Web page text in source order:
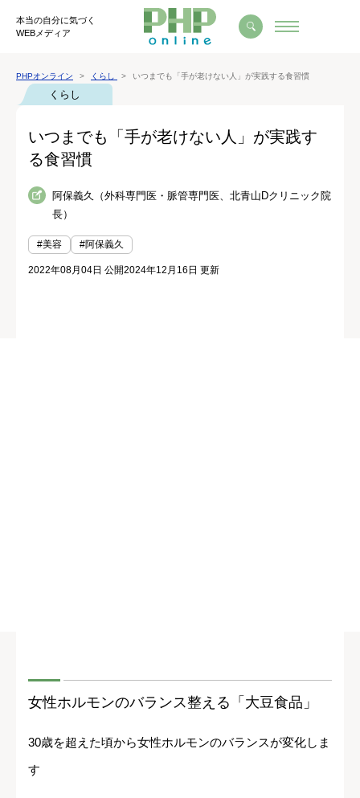
本当の自分に気づく
WEBメディア
PHPオンライン くらし いつまでも「手が老けない人」が実践する食習慣
くらし
いつまでも「手が老けない人」が実践す
る食習慣
阿保義久（外科専門医・脈管専門医、北青山Dクリニック院
長）
#美容 #阿保義久
2022年08月04日 公開2024年12月16日 更新
女性ホルモンのバランス整える「大豆食品」
30歳を超えた頃から女性ホルモンのバランスが変化しま
す